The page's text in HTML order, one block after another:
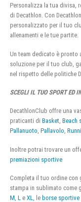
Personalizza la tua divisa,
di Decathlon. Con
personalizzato per il tuo
allenamenti e le tue partite.
Un team dedicato è
soluzione per il tuo club,
nel rispetto delle politiche
SCEGLI IL TUO SPORT ED
DecathlonClub offre una
praticanti di Basket, Beach
Pallanuoto, Pallavolo,
Inoltre potrai trovare un
premiazioni sportive
Completa il tuo ordine con
stampa in sublimato come
M L e XL , le borse sportive